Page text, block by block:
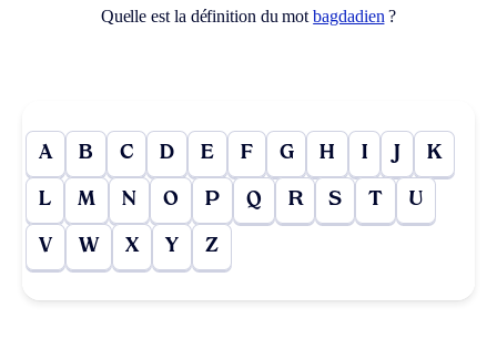
Quelle est la définition du motbagdadien ?
A B C D E F G H I J K
L M N O P Q R S T U
V W X Y Z